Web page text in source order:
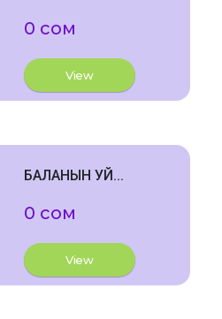
0 сом
View
БАЛАНЫН УЙ...
0 сом
View